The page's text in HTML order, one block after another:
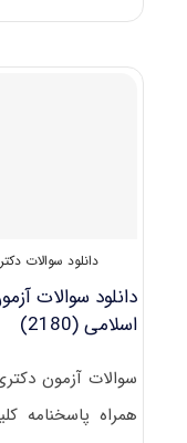
دانلود سوالات دکتری
اسلامی (2180)
همراه